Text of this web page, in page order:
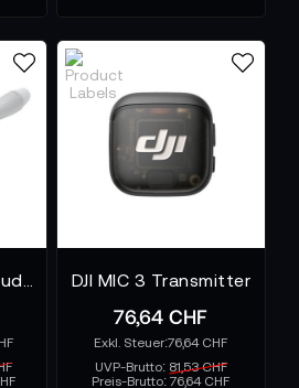
DJI MIC 3 Transmitter
76,64 CHF
76,64 CHF
UVP-Brutto: 81,53 CHF
Preis-Brutto:76,64 CHF